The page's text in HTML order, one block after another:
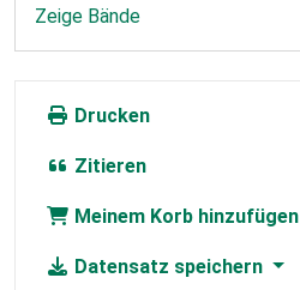
Zeige Bände
Drucken
Zitieren
Meinem Korb hinzufügen
Datensatz speichern